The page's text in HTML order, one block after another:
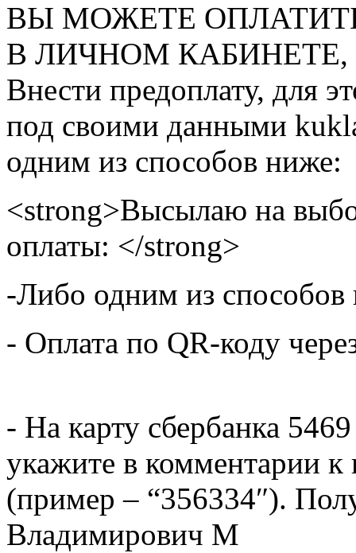
ВЫ МОЖЕТЕ
В ЛИЧНОМ КАБИНЕТЕ,
Внести предоплату, для
под своими данными
одним из способов ниже:
<strong>Высылаю на
оплаты: </strong>
-Либо одним из
- Оплата по QR-коду
- На карту сбербанка
укажите в комментарии к
(пример – “356334″).
Владимирович М